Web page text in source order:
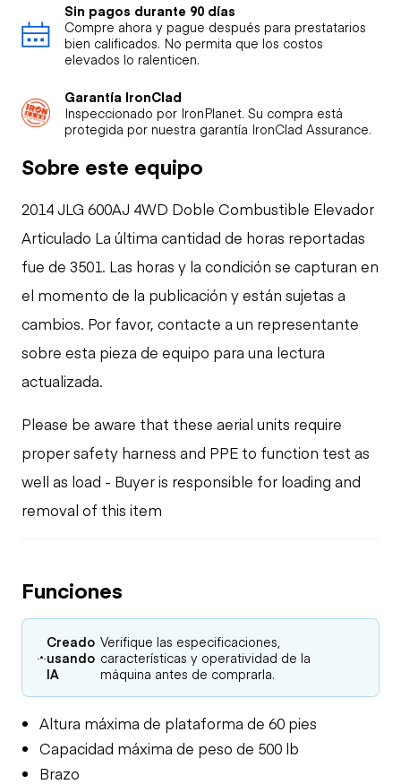
Sin pagos durante 90 días
Compre ahora y pague después para prestatarios
bien calificados. No permita que los costos
elevados lo ralenticen.
Garantía IronClad
Inspeccionado por IronPlanet. Su compra está
protegida por nuestra garantía IronClad Assurance.
Sobre este equipo
2014 JLG 600AJ 4WD Doble Combustible Elevador
Articulado La última cantidad de horas reportadas
fue de 3501. Las horas y la condición se capturan en
el momento de la publicación y están sujetas a
cambios. Por favor, contacte a un representante
sobre esta pieza de equipo para una lectura
actualizada.
Please be aware that these aerial units require
proper safety harness and PPE to function test as
well as load - Buyer is responsible for loading and
removal of this item
Funciones
Creado
usando
IA
Verifique las especificaciones,
características y operatividad de la
máquina antes de comprarla.
Altura máxima de plataforma de 60 pies
Capacidad máxima de peso de 500 lb
Brazo